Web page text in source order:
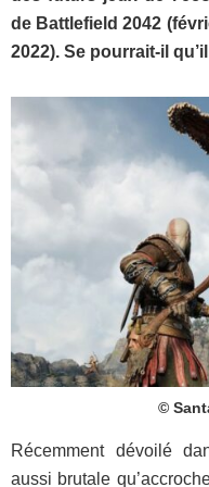
de Battlefield 2042
2022). Se pourrait-il
©
Récemment dévoilé
aussi brutale